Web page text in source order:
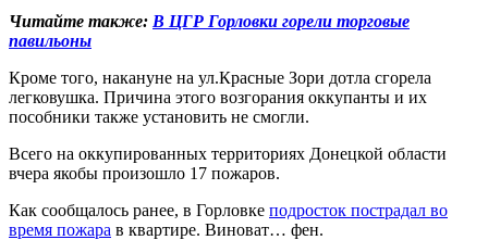
Читайте также: В ЦГР Горловки горели торговые
павильоны
Кроме того, накануне на ул.Красные Зори дотла сгорела
легковушка. Причина этого возгорания оккупанты и их
пособники также установить не смогли.
Всего на оккупированных территориях Донецкой области
вчера якобы произошло 17 пожаров.
Как сообщалось ранее, в Горловке подросток пострадал во
время пожара в квартире. Виноват… фен.